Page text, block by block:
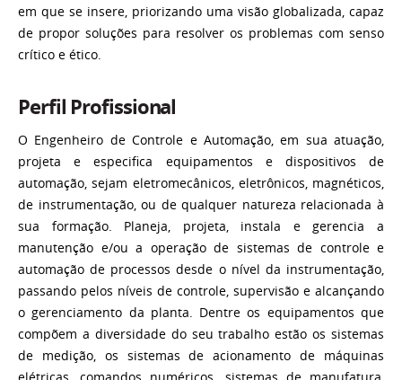
em que se insere, priorizando uma visão globalizada, capaz
de propor soluções para resolver os problemas com senso
crítico e ético.
Perfil Profissional
O Engenheiro de Controle e Automação, em sua atuação,
projeta e especifica equipamentos e dispositivos de
automação, sejam eletromecânicos, eletrônicos, magnéticos,
de instrumentação, ou de qualquer natureza relacionada à
sua formação. Planeja, projeta, instala e gerencia a
manutenção e/ou a operação de sistemas de controle e
automação de processos desde o nível da instrumentação,
passando pelos níveis de controle, supervisão e alcançando
o gerenciamento da planta. Dentre os equipamentos que
compõem a diversidade do seu trabalho estão os sistemas
de medição, os sistemas de acionamento de máquinas